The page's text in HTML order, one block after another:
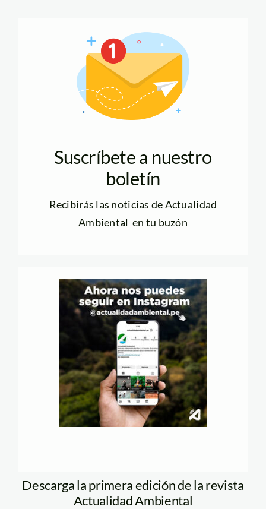
Suscríbete a nuestro
boletín
Recibirás las noticias de Actualidad
Ambiental en tu buzón
Descarga la primera edición de la revista
Actualidad Ambiental